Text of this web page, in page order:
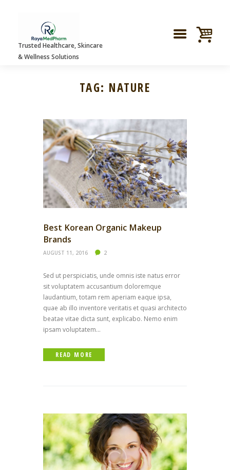
Trusted Healthcare, Skincare
& Wellness Solutions
TAG: NATURE
Best Korean Organic Makeup
Brands
AUGUST 11, 2016 2
Sed ut perspiciatis, unde omnis iste natus error
sit voluptatem accusantium doloremque
laudantium, totam rem aperiam eaque ipsa,
quae ab illo inventore veritatis et quasi architecto
beatae vitae dicta sunt, explicabo. Nemo enim
ipsam voluptatem...
READ MORE